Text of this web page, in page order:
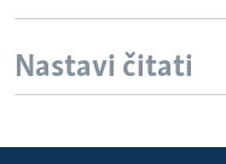
Nastavi čitati